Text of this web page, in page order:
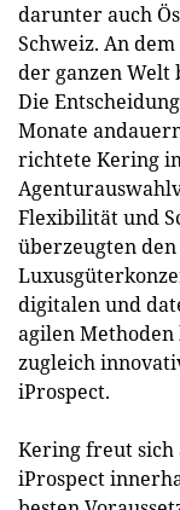
darunter auch
Schweiz. An
der ganzen Welt
Die
Monate
richtete Kering
Flexibilität und
überzeugten
digitalen und
agilen
zugleich
iProspect.
Kering freut
iProspect